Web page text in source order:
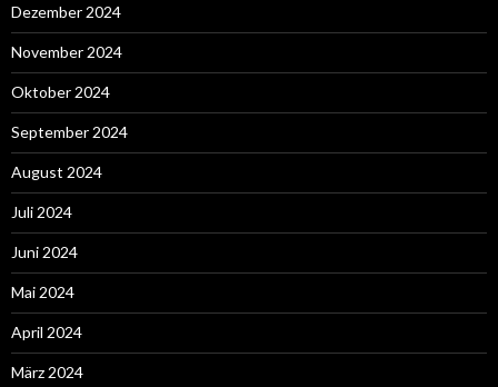
Dezember 2024
November 2024
Oktober 2024
September 2024
August 2024
Juli 2024
Juni 2024
Mai 2024
April 2024
März 2024